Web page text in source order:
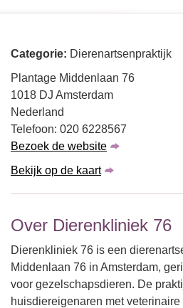
Categorie: Dierenartsenpraktijk
Plantage Middenlaan 76
1018 DJ Amsterdam
Nederland
Telefoon: 020 6228567
Bezoek de website
Bekijk op de kaart
Over Dierenkliniek 76
Dierenkliniek 76 is een
Middenlaan 76 in Amsterdam,
voor gezelschapsdieren. De
huisdiereigenaren met